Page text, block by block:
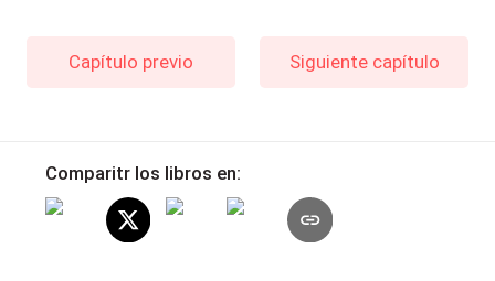
Capítulo previo Siguiente capítulo
Comparitr los libros en: